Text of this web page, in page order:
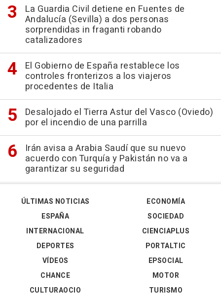
La Guardia Civil detiene en Fuentes de
Andalucía (Sevilla) a dos personas
sorprendidas in fraganti robando
catalizadores
El Gobierno de España restablece los
controles fronterizos a los viajeros
procedentes de Italia
Desalojado el Tierra Astur del Vasco (Oviedo)
por el incendio de una parrilla
Irán avisa a Arabia Saudí que su nuevo
acuerdo con Turquía y Pakistán no va a
garantizar su seguridad
ÚLTIMAS NOTICIAS
ESPAÑA
INTERNACIONAL
DEPORTES
VÍDEOS
ECONOMÍA
SOCIEDAD
CIENCIAPLUS
PORTALTIC
EPSOCIAL
CHANCE
CULTURAOCIO
MOTOR
TURISMO